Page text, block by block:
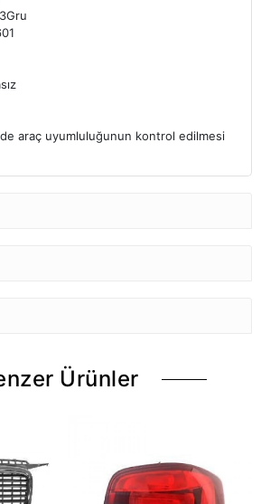
araç uyumluluğunun kontrol edilmesi
Ürünler